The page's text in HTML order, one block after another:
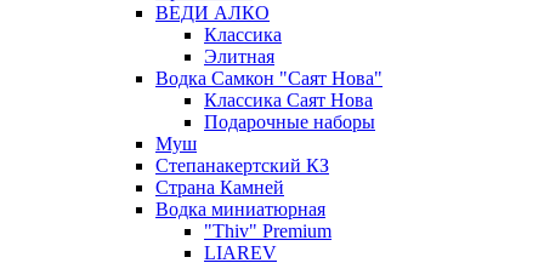
ВЕДИ АЛКО
Классика
Элитная
Водка Самкон "Саят Нова"
Классика Саят Нова
Подарочные наборы
Муш
Степанакертский КЗ
Страна Камней
Водка миниатюрная
"Thiv" Premium
LIAREV